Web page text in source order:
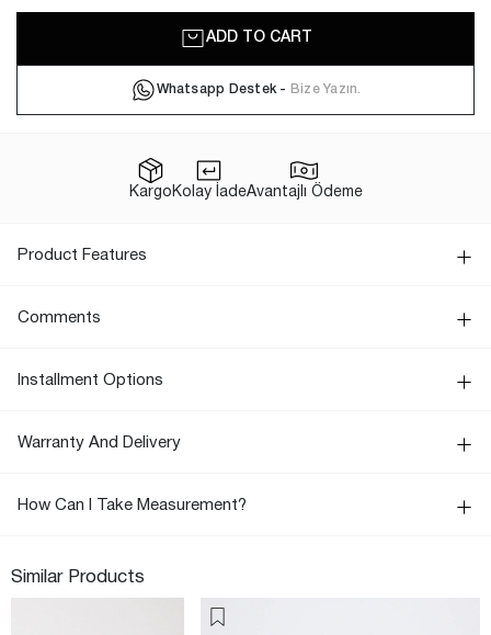
ADD TO CART
Whatsapp Destek - Bize Yazın.
Kargo Kolay İadeAvantajlı Ödeme
Product Features
Comments
Installment Options
Warranty And Delivery
How Can I Take Measurement?
Similar Products